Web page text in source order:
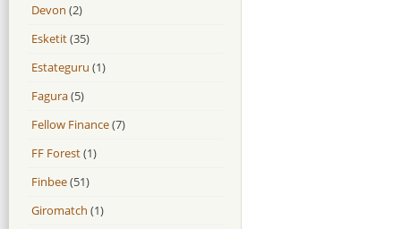
Devon (2)
Esketit(35)
Estateguru (1)
Fagura(5)
Fellow Finance(7)
FF Forest(1)
Finbee(51)
Giromatch (1)